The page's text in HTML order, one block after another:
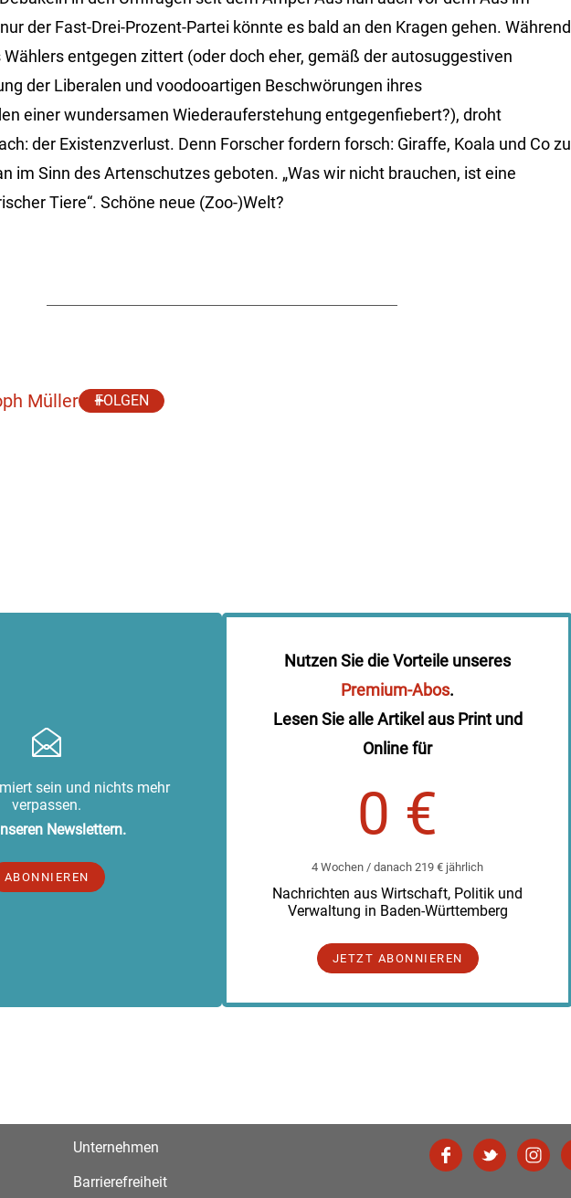
der Fast-Drei-Prozent-Partei könnte es bald an den Kragen gehen. Während
Wählers entgegen zittert (oder doch eher, gemäß der autosuggestiven
der Liberalen und voodooartigen Beschwörungen ihres
einer wundersamen Wiederauferstehung entgegenfiebert?), droht
der Existenzverlust. Denn Forscher fordern forsch: Giraffe, Koala und Co zu
im Sinn des Artenschutzes geboten. „Was wir nicht brauchen, ist eine
Tiere“. Schöne neue (Zoo-)Welt?
Müller FOLGEN
sein und nichts mehr
verpassen.
Newslettern.
ABONNIEREN
Nutzen Sie die Vorteile unseres
Premium-Abos.
Lesen Sie alle Artikel aus Print und
Online für
0 €
4 Wochen / danach 219 € jährlich
Nachrichten aus Wirtschaft, Politik und
Verwaltung in Baden-Württemberg
JETZT ABONNIEREN
Unternehmen
Barrierefreiheit